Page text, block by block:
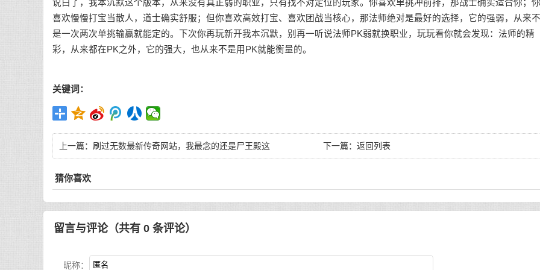
说白了，我本沉默这个版本，从来没有真正弱的职业，只有找不对定位的玩家。你喜欢单挑冲前排，那战士确实适合你；你
喜欢慢慢打宝当散人，道士确实舒服；但你喜欢高效打宝、喜欢团战当核心，那法师绝对是最好的选择，它的强弱，从来不
是一次两次单挑输赢就能定的。下次你再玩新开我本沉默，别再一听说法师PK弱就换职业，玩玩看你就会发现：法师的精
彩，从来都在PK之外，它的强大，也从来不是用PK就能衡量的。
关键词：
上一篇： 刷过无数最新传奇网站，我最念的还是尸王殿这 下一篇：返回列表
猜你喜欢
留言与评论（共有 0 条评论）
昵称：